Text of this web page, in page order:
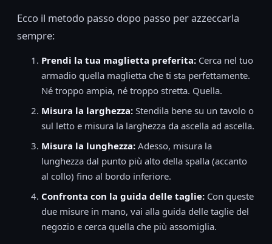
Ecco il metodo passo dopo passo per azzeccarla
sempre:
Prendi la tua maglietta preferita: Cerca nel tuo
armadio quella maglietta che ti sta perfettamente.
Né troppo ampia, né troppo stretta. Quella.
Misura la larghezza: Stendila bene su un tavolo o
sul letto e misura la larghezza da ascella ad ascella.
Misura la lunghezza: Adesso, misura la
lunghezza dal punto più alto della spalla (accanto
al collo) fino al bordo inferiore.
Confronta con la guida delle taglie: Con queste
due misure in mano, vai alla guida delle taglie del
negozio e cerca quella che più assomiglia.